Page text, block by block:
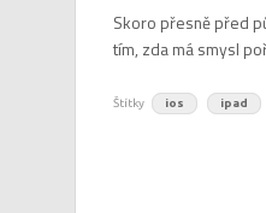
Skoro přesně před
tím, zda má smysl
Štítky ios ipad